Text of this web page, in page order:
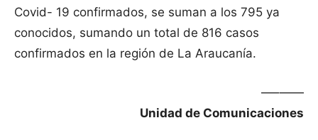
Covid- 19 confirmados, se suman a los 795 ya
conocidos, sumando un total de 816 casos
confirmados en la región de La Araucanía.
—–——
Unidad de Comunicaciones